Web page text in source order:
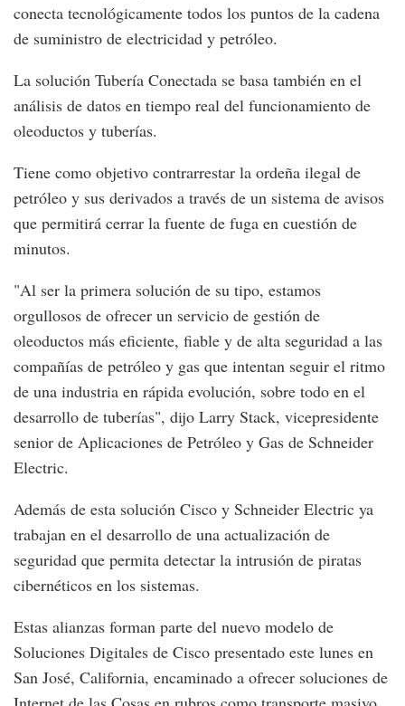
conecta tecnológicamente todos los puntos de la cadena
de suministro de electricidad y petróleo.
La solución Tubería Conectada se basa también en el
análisis de datos en tiempo real del funcionamiento de
oleoductos y tuberías.
Tiene como objetivo contrarrestar la ordeña ilegal de
petróleo y sus derivados a través de un sistema de avisos
que permitirá cerrar la fuente de fuga en cuestión de
minutos.
"Al ser la primera solución de su tipo, estamos
orgullosos de ofrecer un servicio de gestión de
oleoductos más eficiente, fiable y de alta seguridad a las
compañías de petróleo y gas que intentan seguir el ritmo
de una industria en rápida evolución, sobre todo en el
desarrollo de tuberías", dijo Larry Stack, vicepresidente
senior de Aplicaciones de Petróleo y Gas de Schneider
Electric.
Además de esta solución Cisco y Schneider Electric ya
trabajan en el desarrollo de una actualización de
seguridad que permita detectar la intrusión de piratas
cibernéticos en los sistemas.
Estas alianzas forman parte del nuevo modelo de
Soluciones Digitales de Cisco presentado este lunes en
San José, California, encaminado a ofrecer soluciones de